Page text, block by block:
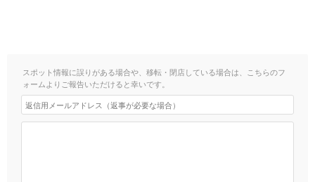
スポット情報に誤りがある場合や、移転・閉店している場合は、こちらのフ
ォームよりご報告いただけると幸いです。